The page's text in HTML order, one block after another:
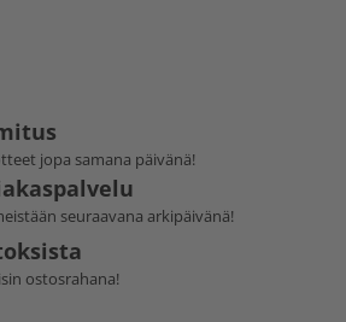
jopa samana päivänä!
seuraavana arkipäivänä!
ostosrahana!